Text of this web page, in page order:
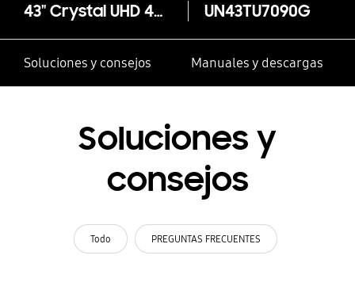
43" Crystal UHD 4K TU7090 UN43TU7090G
Soluciones y consejos Manuales y descargas
Soluciones y
consejos
Todo PREGUNTAS FRECUENTES